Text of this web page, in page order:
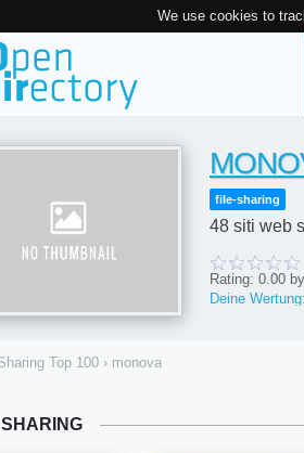
We use cookies to
file-sharing
48 siti web
Rating: 0.00 by
Deine Wertung:
Top 100 › monova